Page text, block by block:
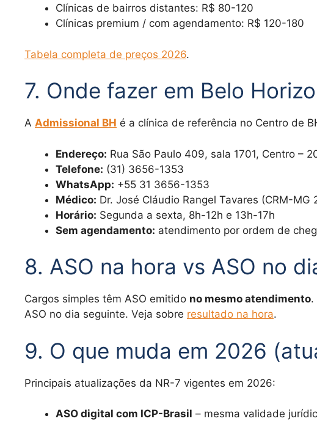
Clínicas de bairros distantes: R$ 80-120
Clínicas premium / com agendamento: R$ 120-180
Tabela completa de preços 2026.
7. Onde fazer em Belo
A Admissional BH é a clínica de referência no Centro de
Endereço: Rua São Paulo 409, sala 1701, Centro –
Telefone: (31) 3656-1353
WhatsApp: +55 31 3656-1353
Médico: Dr. José Cláudio Rangel Tavares (CRM-MG
Horário: Segunda a sexta, 8h-12h e 13h-17h
Sem agendamento: atendimento por ordem de
8. ASO na hora vs ASO no
Cargos simples têm ASO emitido no mesmo atendimento.
ASO no dia seguinte. Veja sobre resultado na hora.
9. O que muda em 2026
Principais atualizações da NR-7 vigentes em 2026:
ASO digital com ICP-Brasil – mesma validade